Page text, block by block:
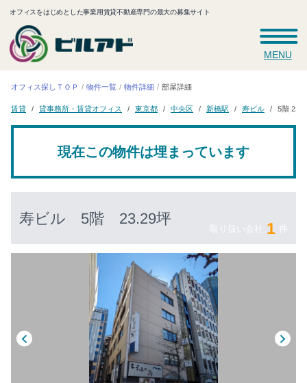
オフィスをはじめとした事業用賃貸不動産専門の最大の募集サイト
MENU
オフィス探しＴＯＰ 物件一覧 物件詳細 部屋詳細
賃貸 貸事務所・賃貸オフィス 東京都 中央区 新橋駅 寿ビル 5階
現在この物件は埋まっています
寿ビル 5階 23.29坪
取り扱い会社 1 件